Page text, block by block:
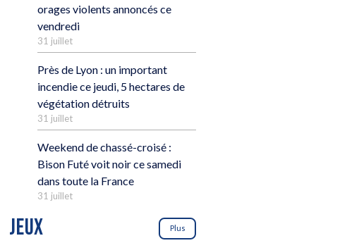
orages violents annoncés ce
vendredi
31 juillet
Près de Lyon : un important
incendie ce jeudi, 5 hectares de
végétation détruits
31 juillet
Weekend de chassé-croisé :
Bison Futé voit noir ce samedi
dans toute la France
31 juillet
JEUX Plus